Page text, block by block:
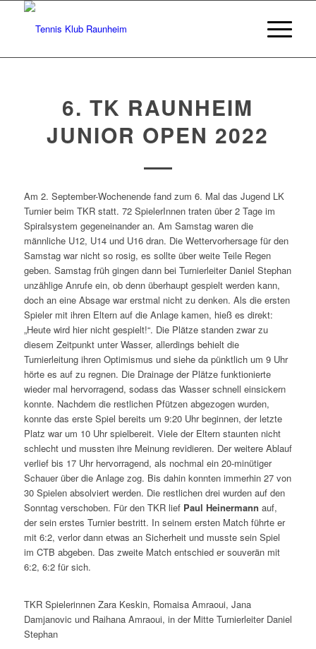
6. TK RAUNHEIM
JUNIOR OPEN 2022
Am 2. September-Wochenende fand zum 6. Mal das Jugend LK
Turnier beim TKR statt. 72 SpielerInnen traten über 2 Tage im
Spiralsystem gegeneinander an. Am Samstag waren die
männliche U12, U14 und U16 dran. Die Wettervorhersage für den
Samstag war nicht so rosig, es sollte über weite Teile Regen
geben. Samstag früh gingen dann bei Turnierleiter Daniel Stephan
unzählige Anrufe ein, ob denn überhaupt gespielt werden kann,
doch an eine Absage war erstmal nicht zu denken. Als die ersten
Spieler mit ihren Eltern auf die Anlage kamen, hieß es direkt:
„Heute wird hier nicht gespielt!“. Die Plätze standen zwar zu
diesem Zeitpunkt unter Wasser, allerdings behielt die
Turnierleitung ihren Optimismus und siehe da pünktlich um 9 Uhr
hörte es auf zu regnen. Die Drainage der Plätze funktionierte
wieder mal hervorragend, sodass das Wasser schnell einsickern
konnte. Nachdem die restlichen Pfützen abgezogen wurden,
konnte das erste Spiel bereits um 9:20 Uhr beginnen, der letzte
Platz war um 10 Uhr spielbereit. Viele der Eltern staunten nicht
schlecht und mussten ihre Meinung revidieren. Der weitere Ablauf
verlief bis 17 Uhr hervorragend, als nochmal ein 20-minütiger
Schauer über die Anlage zog. Bis dahin konnten immerhin 27 von
30 Spielen absolviert werden. Die restlichen drei wurden auf den
Sonntag verschoben. Für den TKR lief Paul Heinermann auf,
der sein erstes Turnier bestritt. In seinem ersten Match führte er
mit 6:2, verlor dann etwas an Sicherheit und musste sein Spiel
im CTB abgeben. Das zweite Match entschied er souverän mit
6:2, 6:2 für sich.
TKR Spielerinnen Zara Keskin, Romaisa Amraoui, Jana
Damjanovic und Raihana Amraoui, in der Mitte Turnierleiter Daniel
Stephan